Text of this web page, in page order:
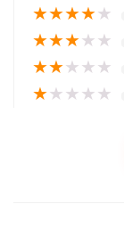
★★★★★
★★★★★
★★★★★
★★★★★